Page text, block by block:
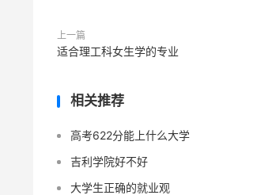
上一篇
适合理工科女生学的专业
相关推荐
高考622分能上什么大学
吉利学院好不好
大学生正确的就业观